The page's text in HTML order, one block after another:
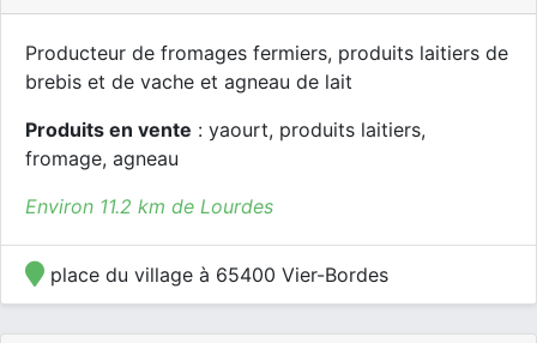
Producteur de fromages fermiers, produits laitiers de
brebis et de vache et agneau de lait
Produits en vente : yaourt, produits laitiers,
fromage, agneau
Environ 11.2 km de Lourdes
place du village à 65400 Vier-Bordes